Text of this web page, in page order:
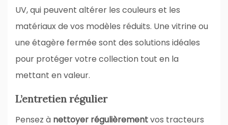
UV, qui peuvent altérer les couleurs et les
matériaux de vos modèles réduits. Une vitrine ou
une étagère fermée sont des solutions idéales
pour protéger votre collection tout en la
mettant en valeur.
L’entretien régulier
Pensez à nettoyer régulièrementvos tracteurs